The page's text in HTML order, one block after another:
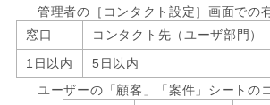
管理者の［コンタクト設定］画面での
窓口
コンタクト先（ユーザ部門）
1日以内
5日以内
ユーザーの「顧客」「案件」シートの